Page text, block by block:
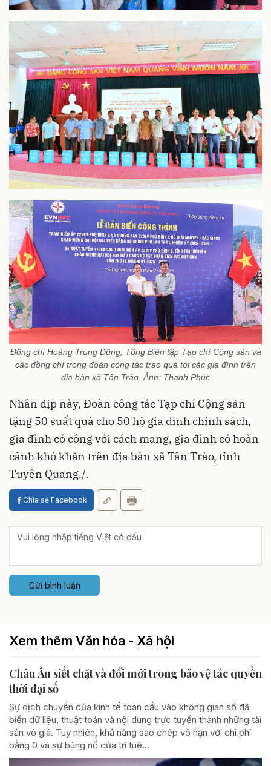
Đồng chí Hoàng Trung Dũng, Tổng Biên tập Tạp chí Cộng sản và
các đồng chí trong đoàn công tác trao quà tới các gia đình trên
địa bàn xã Tân Trào_Ảnh: Thanh Phúc
Nhân dịp này, Đoàn công tác Tạp chí Cộng sản
tặng 50 suất quà cho 50 hộ gia đình chính sách,
gia đình có công với cách mạng, gia đình có hoàn
cảnh khó khăn trên địa bàn xã Tân Trào, tỉnh
Tuyên Quang./.
Chia sẻ Facebook
Gửi bình luận
Xem thêm Văn hóa - Xã hội
Châu Âu siết chặt và đổi mới trong bảo vệ tác quyền
thời đại số
Sự dịch chuyển của kinh tế toàn cầu vào không gian số đã
biến dữ liệu, thuật toán và nội dung trực tuyến thành những tài
sản vô giá. Tuy nhiên, khả năng sao chép vô hạn với chi phí
bằng 0 và sự bùng nổ của trí tuệ...